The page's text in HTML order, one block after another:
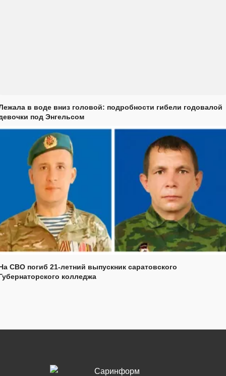
в воде вниз головой: подробности гибели годовалой
под Энгельсом
СВО погиб 21-летний выпускник саратовского
колледжа